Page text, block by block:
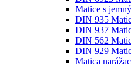
Matice s
DIN 935
DIN 937
DIN 562
DIN 929
Matica